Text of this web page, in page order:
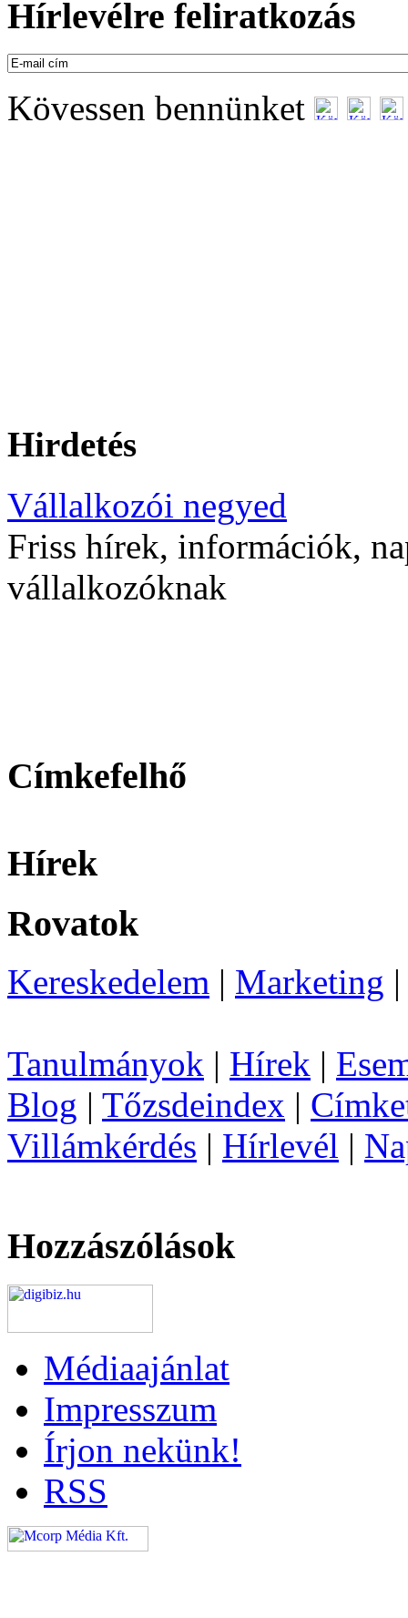
Hírlevélre feliratkozás
Kövessen bennünket
Hirdetés
Vállalkozói negyed
Friss hírek, információk,
vállalkozóknak
Címkefelhő
Hírek
Rovatok
Kereskedelem | Marketing
Tanulmányok | Hírek |
Blog | Tőzsdeindex |
Villámkérdés | Hírlevél |
Hozzászólások
Médiaajánlat
Impresszum
Írjon nekünk!
RSS